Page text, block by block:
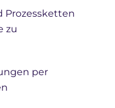
Prozessketten
zu
per